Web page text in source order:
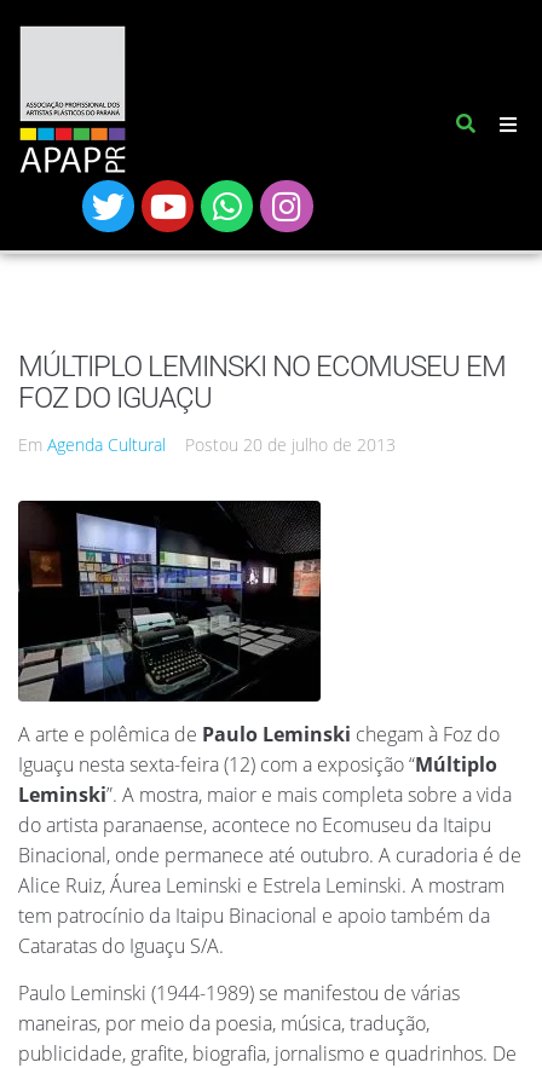
MÚLTIPLO LEMINSKI NO ECOMUSEU EM
FOZ DO IGUAÇU
Em Agenda Cultural Postou 20 de julho de 2013
A arte e polêmica de Paulo Leminski chegam à Foz do
Iguaçu nesta sexta-feira (12) com a exposição “Múltiplo
Leminski”. A mostra, maior e mais completa sobre a vida
do artista paranaense, acontece no Ecomuseu da Itaipu
Binacional, onde permanece até outubro. A curadoria é de
Alice Ruiz, Áurea Leminski e Estrela Leminski. A mostram
tem patrocínio da Itaipu Binacional e apoio também da
Cataratas do Iguaçu S/A.
Paulo Leminski (1944-1989) se manifestou de várias
maneiras, por meio da poesia, música, tradução,
publicidade, grafite, biografia, jornalismo e quadrinhos. De